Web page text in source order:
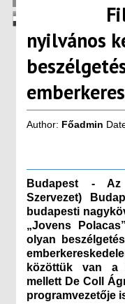
nyilvános
Author: Főadmin
Budapest - Az
Szervezet)
budapesti
„Jovens
olyan
közöttük van a
mellett De Coll
programvezetője